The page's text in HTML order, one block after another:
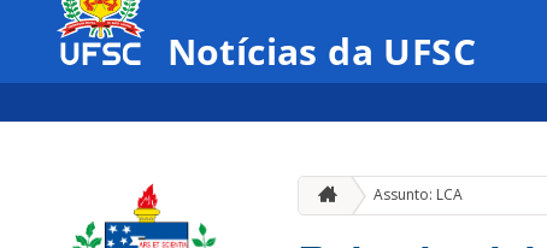
Notícias da UFSC
Assunto: LCA